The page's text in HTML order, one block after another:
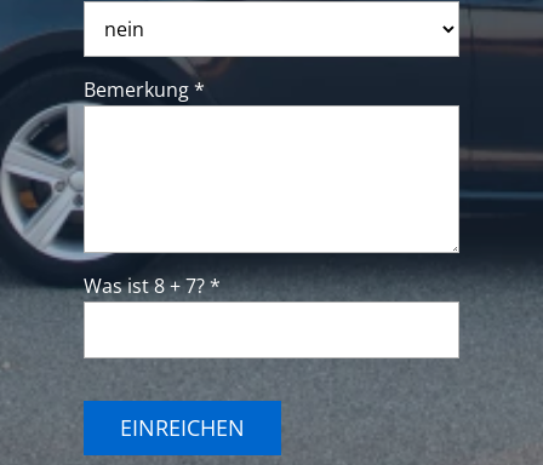
Bemerkung *
Was ist 8 + 7? *
EINREICHEN